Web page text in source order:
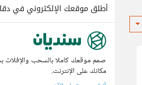
أطلق موقعك الإلكتروني في
صمم موقعك كاملا بالسحب والإفلات
مكانك على الإنترنت.